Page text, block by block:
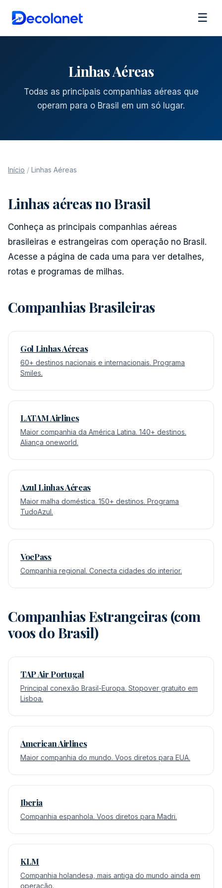
☰
Linhas Aéreas
Todas as principais companhias aéreas que
operam para o Brasil em um só lugar.
Início / Linhas Aéreas
Linhas aéreas no Brasil
Conheça as principais companhias aéreas
brasileiras e estrangeiras com operação no Brasil.
Acesse a página de cada uma para ver detalhes,
rotas e programas de milhas.
Companhias Brasileiras
Gol Linhas Aéreas
60+ destinos nacionais e internacionais. Programa
Smiles.
LATAM Airlines
Maior companhia da América Latina. 140+ destinos.
Aliança oneworld.
Azul Linhas Aéreas
Maior malha doméstica. 150+ destinos. Programa
TudoAzul.
VoePass
Companhia regional. Conecta cidades do interior.
Companhias Estrangeiras (com
voos do Brasil)
TAP Air Portugal
Principal conexão Brasil-Europa. Stopover gratuito em
Lisboa.
American Airlines
Maior companhia do mundo. Voos diretos para EUA.
Iberia
Companhia espanhola. Voos diretos para Madri.
KLM
Companhia holandesa, mais antiga do mundo ainda em
operação.